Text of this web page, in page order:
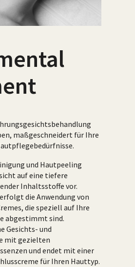
maßgeschneidert für Ihre
und Hautpeeling
auf eine tiefere
Inhaltsstoffe vor.
die Anwendung von
die speziell auf Ihre
abgestimmt sind.
Gesichts- und
mit gezielten
und endet mit einer
für Ihren Hauttyp.